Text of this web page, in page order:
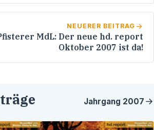
- Werner Pfisterer MdL:
NEUERER BEITRAG
MdL: Der neue hd. report
Oktober 2007 ist da!
Jahrgang 2007